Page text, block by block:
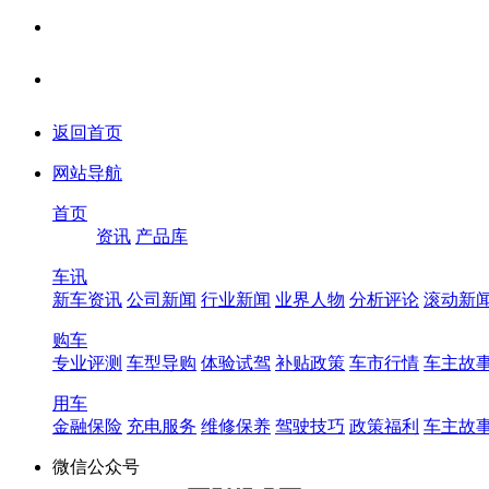
返回首页
网站导航
首页
资讯 产品库
车讯
新车资讯 公司新闻 行业新闻 业界人物 分析评论 滚动新
购车
专业评测 车型导购 体验试驾 补贴政策 车市行情 车主故
用车
金融保险 充电服务 维修保养 驾驶技巧 政策福利 车主故
微信公众号